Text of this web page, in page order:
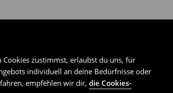
zustimmst, erlaubst du uns, für
individuell an deine Bedürfnisse oder
empfehlen wir dir, die Cookies-